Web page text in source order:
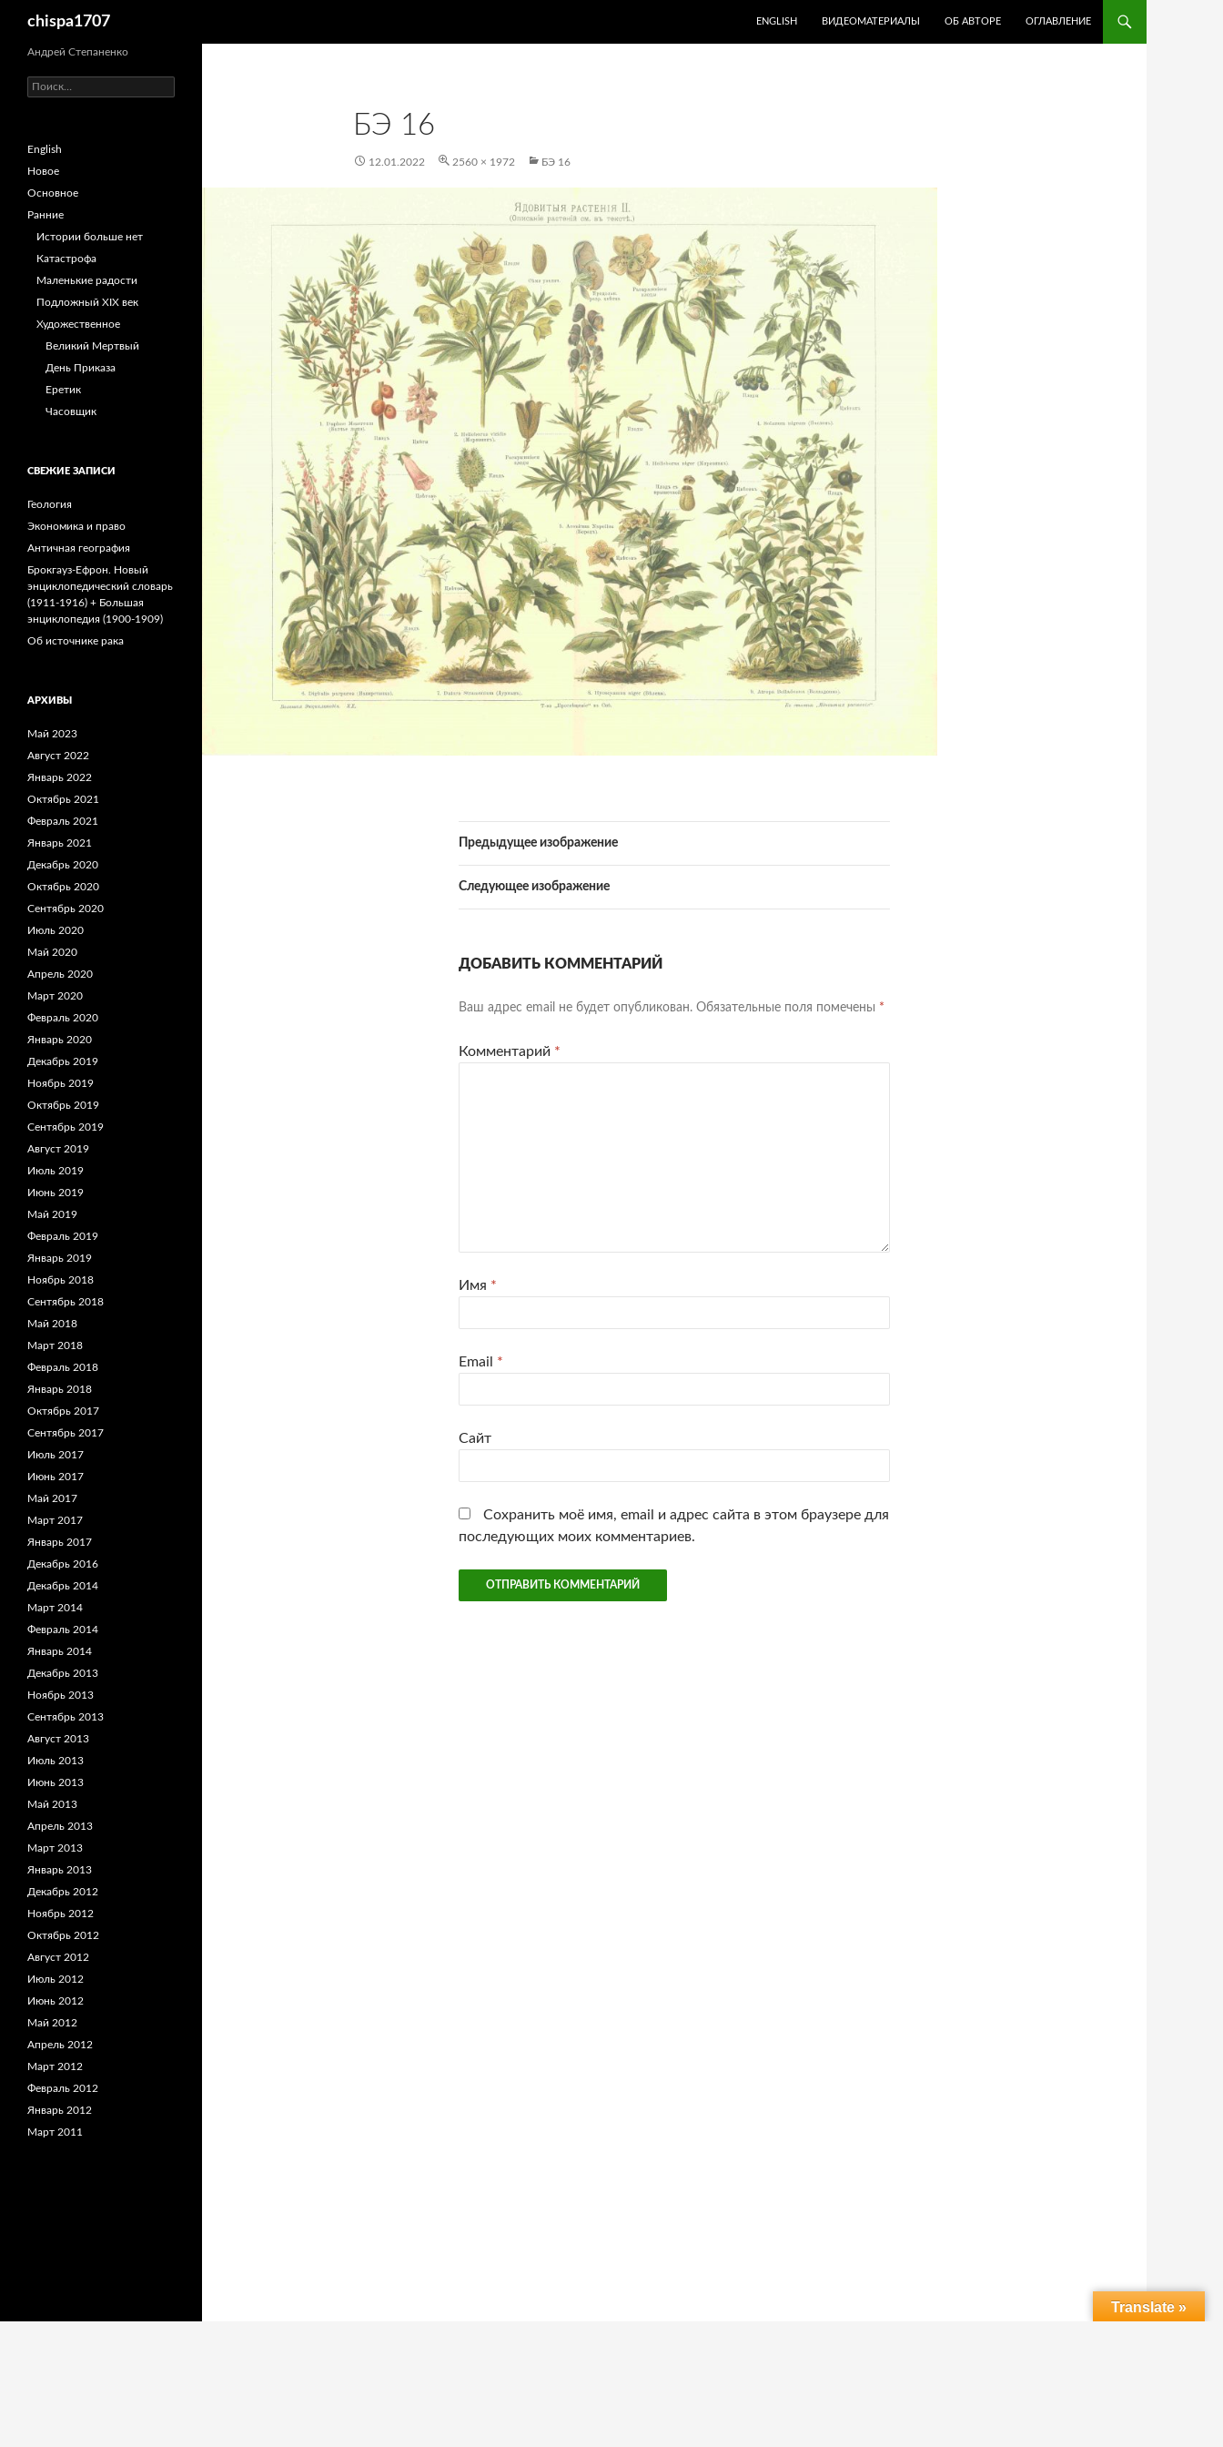
Перейти
содержимому
chispa1707 ENGLISH ВИДЕОМАТЕРИАЛЫ ОБ АВТОРЕ ОГЛАВЛЕНИЕ
БЭ 16
12.01.2022 2560 × 1972 БЭ 16
Предыдущее изображение
Следующее изображение
ДОБАВИТЬ КОММЕНТАРИЙ
Ваш адрес email не будет опубликован. Обязательные поля помечены *
Комментарий *
Имя *
Email *
Сайт
Сохранить моё имя, email и адрес сайта в этом браузере для
последующих моих комментариев.
Андрей Степаненко
Найти:
English
Новое
Основное
Ранние
Истории больше нет
Катастрофа
Маленькие радости
Подложный XIX век
Художественное
Великий Мертвый
День Приказа
Еретик
Часовщик
СВЕЖИЕ ЗАПИСИ
Геология
Экономика и право
Античная география
Брокгауз-Ефрон. Новый
энциклопедический словарь
(1911-1916) + Большая
энциклопедия (1900-1909)
Об источнике рака
АРХИВЫ
Май 2023
Август 2022
Январь 2022
Октябрь 2021
Февраль 2021
Январь 2021
Декабрь 2020
Октябрь 2020
Сентябрь 2020
Июль 2020
Май 2020
Апрель 2020
Март 2020
Февраль 2020
Январь 2020
Декабрь 2019
Ноябрь 2019
Октябрь 2019
Сентябрь 2019
Август 2019
Июль 2019
Июнь 2019
Май 2019
Февраль 2019
Январь 2019
Ноябрь 2018
Сентябрь 2018
Май 2018
Март 2018
Февраль 2018
Январь 2018
Октябрь 2017
Сентябрь 2017
Июль 2017
Июнь 2017
Май 2017
Март 2017
Январь 2017
Декабрь 2016
Декабрь 2014
Март 2014
Февраль 2014
Январь 2014
Декабрь 2013
Ноябрь 2013
Сентябрь 2013
Август 2013
Июль 2013
Июнь 2013
Май 2013
Апрель 2013
Март 2013
Январь 2013
Декабрь 2012
Ноябрь 2012
Октябрь 2012
Август 2012
Июль 2012
Июнь 2012
Май 2012
Апрель 2012
Март 2012
Февраль 2012
Январь 2012
Март 2011
Translate »